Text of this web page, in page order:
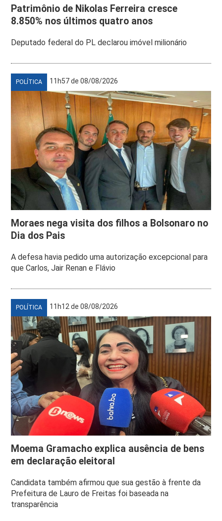
Patrimônio de Nikolas Ferreira cresce
8.850% nos últimos quatro anos
Deputado federal do PL declarou imóvel milionário
POLÍTICA 11h57 de 08/08/2026
Moraes nega visita dos filhos a Bolsonaro no
Dia dos Pais
A defesa havia pedido uma autorização excepcional para
que Carlos, Jair Renan e Flávio
POLÍTICA 11h12 de 08/08/2026
Moema Gramacho explica ausência de bens
em declaração eleitoral
Candidata também afirmou que sua gestão à frente da
Prefeitura de Lauro de Freitas foi baseada na
transparência